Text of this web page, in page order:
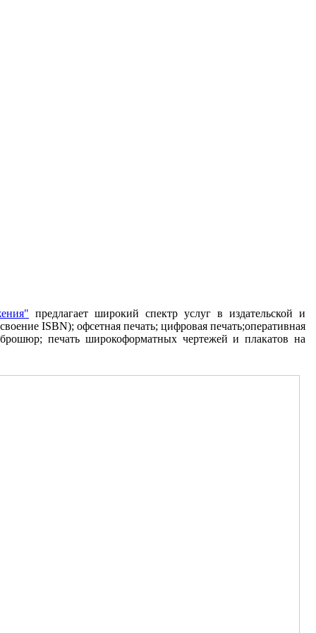
предлагает широкий спектр услуг в издательской и
ISBN); офсетная печать; цифровая печать;оперативная
брошюр; печать широкоформатных чертежей и плакатов на